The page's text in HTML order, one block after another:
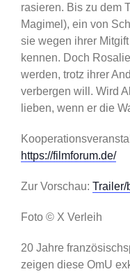
rasieren. Bis zu dem
Magimel), ein von
sie wegen ihrer
kennen. Doch
werden, trotz ihrer
verbergen will. Wird
lieben, wenn er die
https://filmforum.de/
Zur Vorschau: Trailer/
Foto © X Verleih
20 Jahre
zeigen diese OmU